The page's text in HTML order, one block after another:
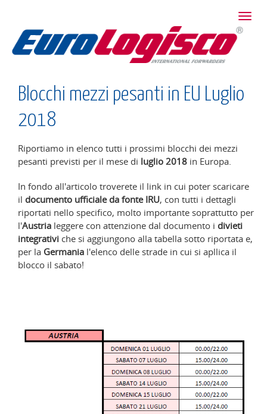
Blocchi mezzi pesanti in EU Luglio
2018
Riportiamo in elenco tutti i prossimi blocchi dei mezzi
pesanti previsti per il mese di luglio 2018 in Europa.
In fondo all'articolo troverete il link in cui poter scaricare
il documento ufficiale da fonte IRU, con tutti i dettagli
riportati nello specifico, molto importante soprattutto per
l'Austria leggere con attenzione dal documento i divieti
integrativi che si aggiungono alla tabella sotto riportata e,
per la Germania l'elenco delle strade in cui si apllica il
blocco il sabato!